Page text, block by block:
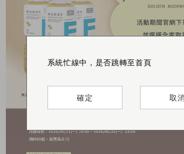
系統忙線中，是否跳轉至首頁
確定 取消
系統忙線中，是否跳轉至首頁
確定 取消
系統忙線中，是否跳轉至首頁
確定 取消